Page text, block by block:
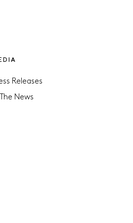
Releases
The News